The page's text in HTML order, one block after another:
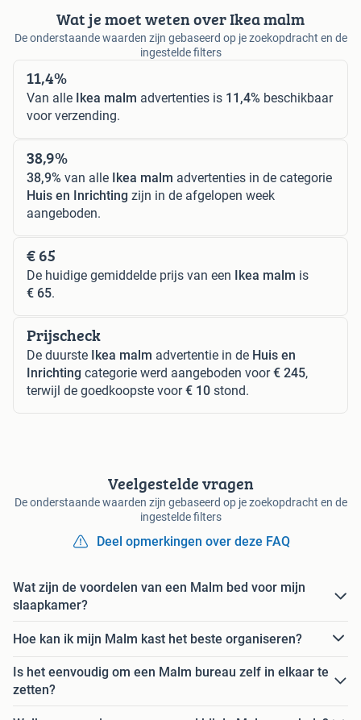
Wat je moet weten over Ikea malm
De onderstaande waarden zijn gebaseerd op je zoekopdracht en de
ingestelde filters
11,4%
Van alle Ikea malm advertenties is 11,4% beschikbaar
voor verzending.
38,9%
38,9% van alle Ikea malm advertenties in de categorie
Huis en Inrichting zijn in de afgelopen week
aangeboden.
€ 65
De huidige gemiddelde prijs van een Ikea malm is
€ 65.
Prijscheck
De duurste Ikea malm advertentie in de Huis en
Inrichting categorie werd aangeboden voor€ 245,
terwijl de goedkoopste voor€ 10 stond.
Veelgestelde vragen
De onderstaande waarden zijn gebaseerd op je zoekopdracht en de
ingestelde filters
Deel opmerkingen over deze FAQ
Wat zijn de voordelen van een Malm bed voor mijn
slaapkamer?
Hoe kan ik mijn Malm kast het beste organiseren?
Is het eenvoudig om een Malm bureau zelf in elkaar te
zetten?